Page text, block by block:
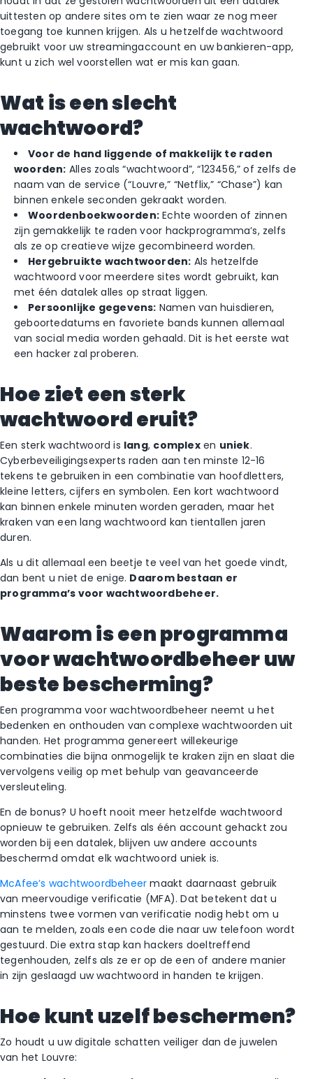
uittesten op andere sites om te zien waar ze nog meer
toegang toe kunnen krijgen. Als u hetzelfde wachtwoord
gebruikt voor uw streamingaccount en uw bankieren-app,
kunt u zich wel voorstellen wat er mis kan gaan.
Wat is een slecht
wachtwoord?
Voor de hand liggende of makkelijk te raden
woorden: Alles zoals “wachtwoord”, “123456,” of zelfs de
naam van de service (“Louvre,” “Netflix,” “Chase”) kan
binnen enkele seconden gekraakt worden.
Woordenboekwoorden: Echte woorden of zinnen
zijn gemakkelijk te raden voor hackprogramma’s, zelfs
als ze op creatieve wijze gecombineerd worden.
Hergebruikte wachtwoorden: Als hetzelfde
wachtwoord voor meerdere sites wordt gebruikt, kan
met één datalek alles op straat liggen.
Persoonlijke gegevens: Namen van huisdieren,
geboortedatums en favoriete bands kunnen allemaal
van social media worden gehaald. Dit is het eerste wat
een hacker zal proberen.
Hoe ziet een sterk
wachtwoord eruit?
Een sterk wachtwoord is lang, complexen uniek.
Cyberbeveiligingsexperts raden aan ten minste 12-16
tekens te gebruiken in een combinatie van hoofdletters,
kleine letters, cijfers en symbolen. Een kort wachtwoord
kan binnen enkele minuten worden geraden, maar het
kraken van een lang wachtwoord kan tientallen jaren
duren.
Als u dit allemaal een beetje te veel van het goede vindt,
dan bent u niet de enige. Daarom bestaan er
programma’s voor wachtwoordbeheer.
Waarom is een programma
voor wachtwoordbeheer uw
beste bescherming?
Een programma voor wachtwoordbeheer neemt u het
bedenken en onthouden van complexe wachtwoorden uit
handen. Het programma genereert willekeurige
combinaties die bijna onmogelijk te kraken zijn en slaat die
vervolgens veilig op met behulp van geavanceerde
versleuteling.
En de bonus? U hoeft nooit meer hetzelfde wachtwoord
opnieuw te gebruiken. Zelfs als één account gehackt zou
worden bij een datalek, blijven uw andere accounts
beschermd omdat elk wachtwoord uniek is.
McAfee’s wachtwoordbeheer maakt daarnaast gebruik
van meervoudige verificatie (MFA). Dat betekent dat u
minstens twee vormen van verificatie nodig hebt om u
aan te melden, zoals een code die naar uw telefoon wordt
gestuurd. Die extra stap kan hackers doeltreffend
tegenhouden, zelfs als ze er op de een of andere manier
in zijn geslaagd uw wachtwoord in handen te krijgen.
Hoe kunt uzelf beschermen?
Zo houdt u uw digitale schatten veiliger dan de juwelen
van het Louvre: